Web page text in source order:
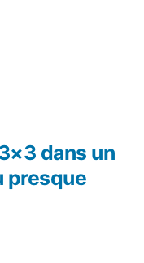
dans un
presque